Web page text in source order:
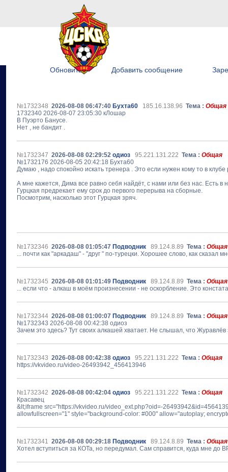
Обновить Добавить сообщение
№1732348 2026-08-08 06:47:40 Бухта60 185.16.138.96 Тема : Общая
1732340 2026-08-07 23:05:30 кЛошар
В Пуэрто Банусе.
Нет , не бандит .
№1732347 2026-08-08 02:29:52 одиоз 95.221.131.222 Тема : Общая
№1732176 2026-08-05 20:42:18 Бухта60
Думаю , надо спокойно искать тренера . Это если нужен кому то в
А мне кажется, Дима все равно себя найдёт, с нами или без нас. Есть в
Гурцкая предрекает ему срок до первого перерыва на сборные.
Посмотрим, насколько этот Гурцкая зряч.
№1732346 2026-08-08 01:05:47 Подводник 89.124.8.89 Тема : Общая
... почти как "аркадаш" - "друг " по-турецки. Хорошее слово, как сказал
№1732345 2026-08-08 01:01:49 Подводник 89.124.8.89 Тема : Общая
... если что - алкаш в моём произнесении - не оскорбление. Это
№1732344 2026-08-08 01:00:07 Подводник 89.124.8.89 Тема : Общая
№1732343 2026-08-08 00:42:38 одиоз
Зачем это здесь? Тут своих алкашей хватает. Не слышал, что
№1732343 2026-08-08 00:42:38 одиоз 95.221.131.222 Тема : Общая
https://vkvideo.ru/video-26493942_456413946
№1732342 2026-08-08 00:42:04 одиоз 95.221.131.222 Тема : Общая
Красавец
&lt;iframe src="https://vkvideo.ru/video_ext.php?oid=-
allowfullscreen="1" style="background-color: #000" allow="autoplay;
№1732341 2026-08-08 00:29:18 Подводник 89.124.8.89 Тема : Общая
Хотел вступиться за КОТа, но передумал. Сам справится, куда мне до